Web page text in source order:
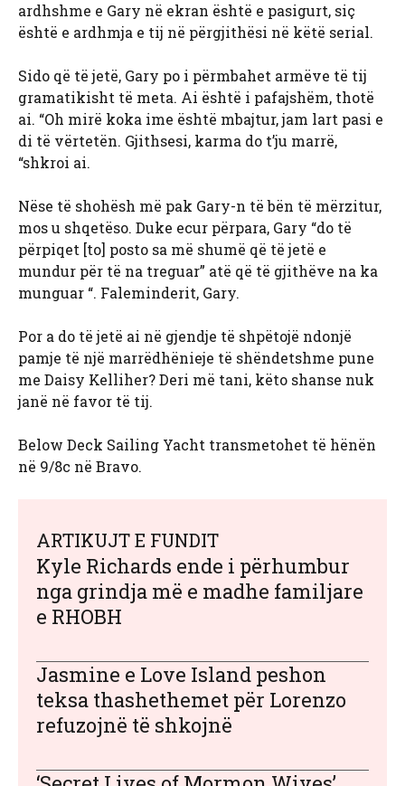
ardhshme e Gary në ekran është e pasigurt, siç
është e ardhmja e tij në përgjithësi në këtë serial.
Sido që të jetë, Gary po i përmbahet armëve të tij
gramatikisht të meta. Ai është i pafajshëm, thotë
ai. “Oh mirë koka ime është mbajtur, jam lart pasi e
di të vërtetën. Gjithsesi, karma do t’ju marrë,
“shkroi ai.
Nëse të shohësh më pak Gary-n të bën të mërzitur,
mos u shqetëso. Duke ecur përpara, Gary “do të
përpiqet [to] posto sa më shumë që të jetë e
mundur për të na treguar” atë që të gjithëve na ka
munguar “. Faleminderit, Gary.
Por a do të jetë ai në gjendje të shpëtojë ndonjë
pamje të një marrëdhënieje të shëndetshme pune
me Daisy Kelliher? Deri më tani, këto shanse nuk
janë në favor të tij.
Below Deck Sailing Yacht transmetohet të hënën
në 9/8c në Bravo.
ARTIKUJT E FUNDIT
Kyle Richards ende i përhumbur
nga grindja më e madhe familjare
e RHOBH
Jasmine e Love Island peshon
teksa thashethemet për Lorenzo
refuzojnë të shkojnë